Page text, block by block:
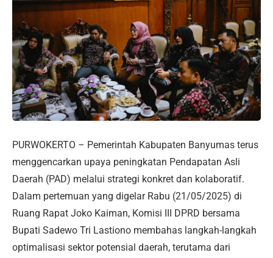
PURWOKERTO – Pemerintah Kabupaten Banyumas terus
menggencarkan upaya peningkatan Pendapatan Asli
Daerah (PAD) melalui strategi konkret dan kolaboratif.
Dalam pertemuan yang digelar Rabu (21/05/2025) di
Ruang Rapat Joko Kaiman, Komisi III DPRD bersama
Bupati Sadewo Tri Lastiono membahas langkah-langkah
optimalisasi sektor potensial daerah, terutama dari